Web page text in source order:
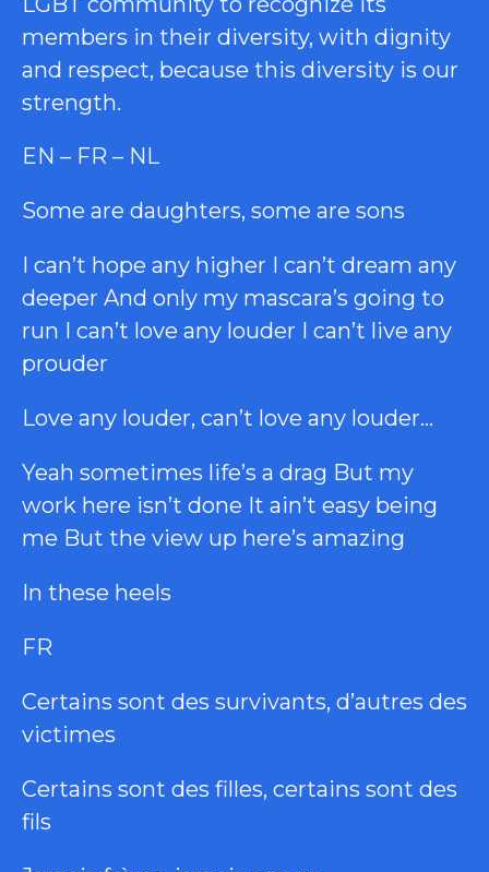
members in their diversity, with dignity
and respect, because this diversity is our
strength.
EN – FR – NL
Some are daughters, some are sons
I can’t hope any higher I can’t dream any
deeper And only my mascara’s going to
run I can’t love any louder I can’t live any
prouder
Love any louder, can’t love any louder…
Yeah sometimes life’s a drag But my
work here isn’t done It ain’t easy being
me But the view up here’s amazing
In these heels
FR
Certains sont des survivants, d’autres des
victimes
Certains sont des filles, certains sont des
fils